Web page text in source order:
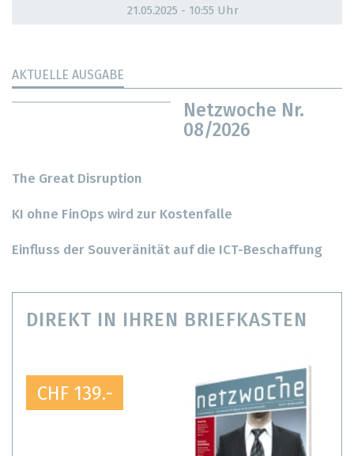
21.05.2025 - 10:55 Uhr
AKTUELLE AUSGABE
Netzwoche Nr.
08/2026
The Great Disruption
KI ohne FinOps wird zur Kostenfalle
Einfluss der Souveränität auf die ICT-Beschaffung
DIREKT IN IHREN BRIEFKASTEN
CHF 139.-